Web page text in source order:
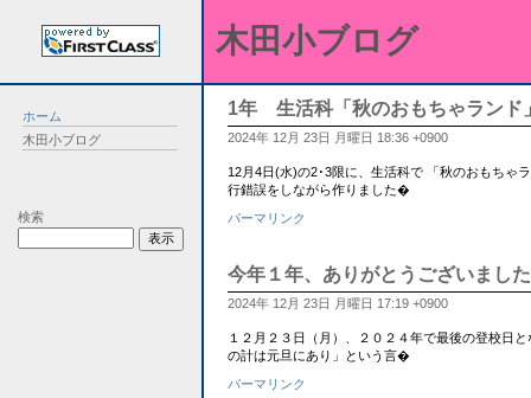
ホーム
木田小ブログ
検索
木田小ブログ
1年 生活科「秋のおもちゃランド
2024年 12月 23日 月曜日 18:36 +0900
12月4日(水)の2･3限に、生活科で 「秋のおもちゃ
行錯誤をしながら作りました�
パーマリンク
今年１年、ありがとうございまし
2024年 12月 23日 月曜日 17:19 +0900
１２月２３日（月）、２０２４年で最後の登校日
の計は元旦にあり」という言�
パーマリンク